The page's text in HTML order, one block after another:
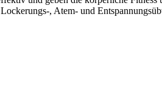
, Atem- und